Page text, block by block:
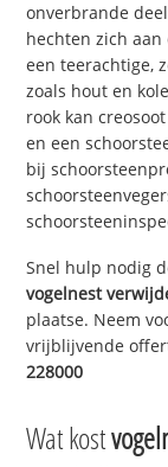
onverbrande
hechten zich
een teerachtige,
zoals hout en
rook kan
en een
bij
Snel hulp nodig
vogelnest
plaatse. Neem
vrijblijvende
228000
Wat kost